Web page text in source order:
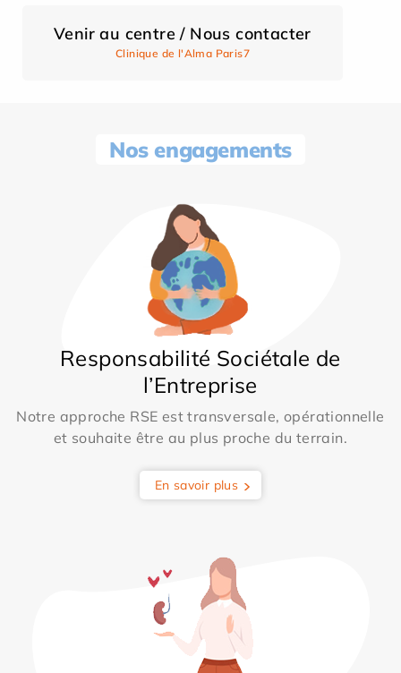
Venir au centre / Nous contacter
Clinique de l'Alma Paris7
Nos engagements
Responsabilité Sociétale de
l’Entreprise
Notre approche RSE est transversale, opérationnelle
et souhaite être au plus proche du terrain.
En savoir plus